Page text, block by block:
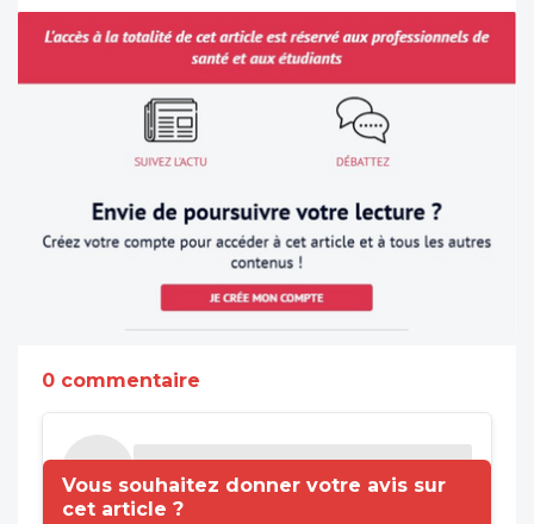
0 commentaire
Vous souhaitez donner votre avis sur
cet article ?